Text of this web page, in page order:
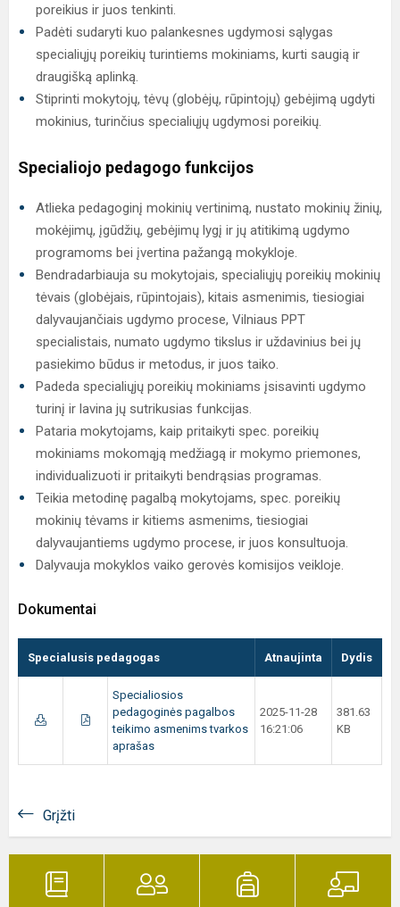
poreikius ir juos tenkinti.
Padėti sudaryti kuo palankesnes ugdymosi sąlygas
specialiųjų poreikių turintiems mokiniams, kurti saugią ir
draugišką aplinką.
Stiprinti mokytojų, tėvų (globėjų, rūpintojų) gebėjimą ugdyti
mokinius, turinčius specialiųjų ugdymosi poreikių.
Specialiojo pedagogo funkcijos
Atlieka pedagoginį mokinių vertinimą, nustato mokinių žinių,
mokėjimų, įgūdžių, gebėjimų lygį ir jų atitikimą ugdymo
programoms bei įvertina pažangą mokykloje.
Bendradarbiauja su mokytojais, specialiųjų poreikių mokinių
tėvais (globėjais, rūpintojais), kitais asmenimis, tiesiogiai
dalyvaujančiais ugdymo procese, Vilniaus PPT
specialistais, numato ugdymo tikslus ir uždavinius bei jų
pasiekimo būdus ir metodus, ir juos taiko.
Padeda specialiųjų poreikių mokiniams įsisavinti ugdymo
turinį ir lavina jų sutrikusias funkcijas.
Pataria mokytojams, kaip pritaikyti spec. poreikių
mokiniams mokomąją medžiagą ir mokymo priemones,
individualizuoti ir pritaikyti bendrąsias programas.
Teikia metodinę pagalbą mokytojams, spec. poreikių
mokinių tėvams ir kitiems asmenims, tiesiogiai
dalyvaujantiems ugdymo procese, ir juos konsultuoja.
Dalyvauja mokyklos vaiko gerovės komisijos veikloje.
Dokumentai
Specialusis pedagogas Atnaujinta Dydis
Specialiosios
pedagoginės pagalbos
teikimo asmenims tvarkos
aprašas
2025-11-28
16:21:06
381.63
KB
Grįžti